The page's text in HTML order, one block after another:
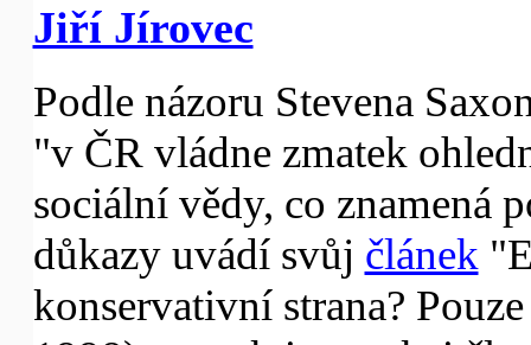
Jiří Jírovec
Podle názoru Stevena
"v ČR vládne zmatek
sociální vědy, co znamená
důkazy uvádí svůj článek
konservativní strana?